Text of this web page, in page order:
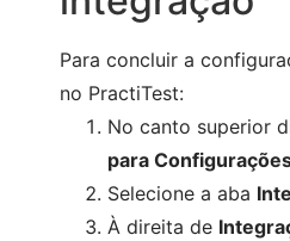
Para concluir a
no PractiTest:
No canto superior
para
Selecione a aba
À direita de